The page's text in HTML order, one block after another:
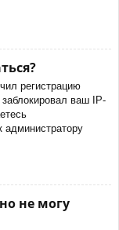
регистрацию
ваш IP-
администратору
не могу